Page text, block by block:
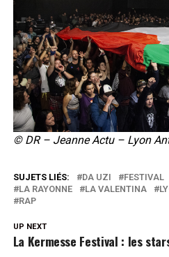
© DR – Jeanne Actu – Lyon
SUJETS LIÉS: DA UZI FESTIVAL
LA RAYONNE
LA VALENTINA
RAP
UP NEXT
La Kermesse Festival : les